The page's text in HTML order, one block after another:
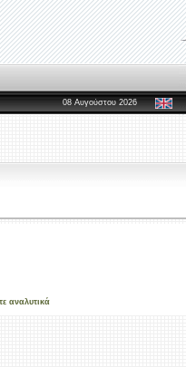
08 Αυγούστου 2026
αναλυτικά